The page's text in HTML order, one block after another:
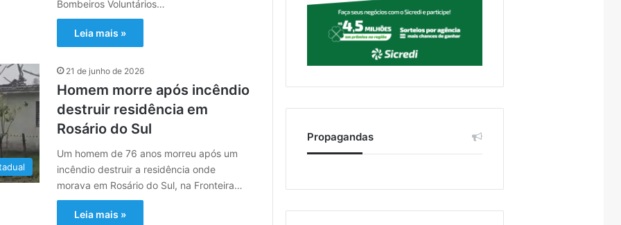
Bombeiros Voluntários…
Leia mais »
21 de junho de 2026
Homem morre após incêndio
destruir residência em
Rosário do Sul
Um homem de 76 anos morreu após um
incêndio destruir a residência onde
morava em Rosário do Sul, na Fronteira…
Leia mais »
Propagandas